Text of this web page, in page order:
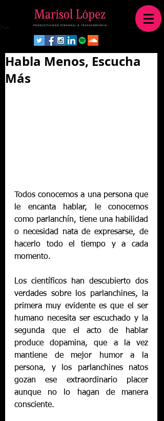
Habla Menos, Escucha
Más
Todos conocemos a una persona que
le encanta hablar, le conocemos
como parlanchín, tiene una habilidad
o necesidad nata de expresarse, de
hacerlo todo el tiempo y a cada
momento.
Los científicos han descubierto dos
verdades sobre los parlanchines, la
primera muy evidente es que el ser
humano necesita ser escuchado y la
segunda que el acto de hablar
produce dopamina, que a la vez
mantiene de mejor humor a la
persona, y los parlanchines natos
gozan ese extraordinario placer
aunque no lo hagan de manera
consciente.